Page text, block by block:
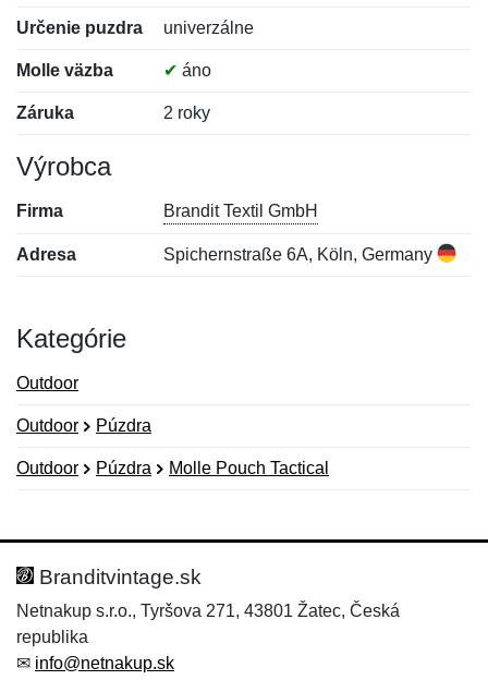
Určenie puzdra univerzálne
Molle väzba ✔ áno
Záruka 2 roky
Výrobca
Firma Brandit Textil GmbH
Adresa Spichernstraße 6A, Köln, Germany
Kategórie
Outdoor
Outdoor Púzdra
Outdoor Púzdra Molle Pouch Tactical
Hodnotenie:
Meno:*
Meno:
E-mail:*
Branditvintage.sk
Netnakup s.r.o., Tyršova 271, 43801 Žatec, Česká
republika
✉ info@netnakup.sk